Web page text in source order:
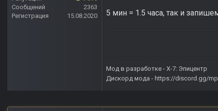
Сообщений
2363
Регистрация
15.08.2020 5 мин = 1.5 часа, так и
Мод в разработке - X-7: Эпицентр
Дискорд мода - https://discord.gg/